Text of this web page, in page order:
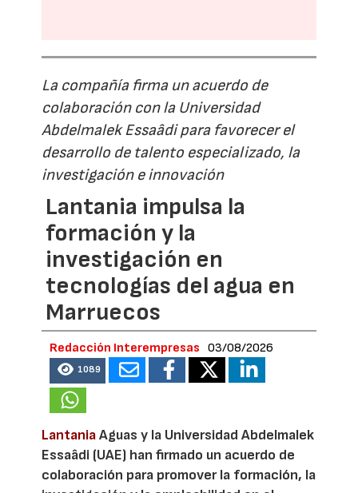
La compañía firma un acuerdo de
colaboración con la Universidad
Abdelmalek Essaâdi para favorecer el
desarrollo de talento especializado, la
investigación e innovación
Lantania impulsa la
formación y la
investigación en
tecnologías del agua en
Marruecos
Redacción Interempresas 03/08/2026
1089
LantaniaAguas y la Universidad Abdelmalek
Essaâdi (UAE) han firmado un acuerdo de
colaboración para promover la formación, la